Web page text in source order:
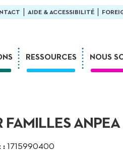
AIDE & ACCESSIBILITÉ
RESSOURCES
LDQR au musée
LDQR en EHPAD
NOUS
FAMILLES ANPEA
: 1715990400